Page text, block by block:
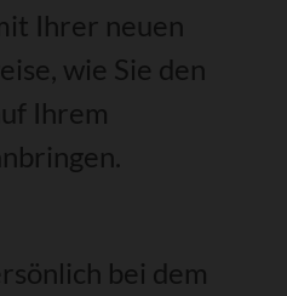
Ihrer neuen
wie Sie den
Ihrem
bei dem